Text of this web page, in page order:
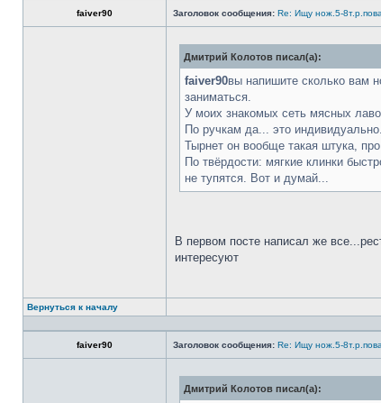
faiver90 Заголовок сообщения: Re: Ищу нож.5-
Дмитрий Колотов писал(а):
faiver90вы напишите сколько вам
заниматься.
У моих знакомых сеть мясных
По ручкам да... это
Тырнет он вообще такая штука,
По твёрдости: мягкие клинки
не тупятся. Вот и думай...
В первом посте написал же
интересуют
Вернуться к началу
faiver90 Заголовок сообщения: Re: Ищу нож.5-
Дмитрий Колотов писал(а):